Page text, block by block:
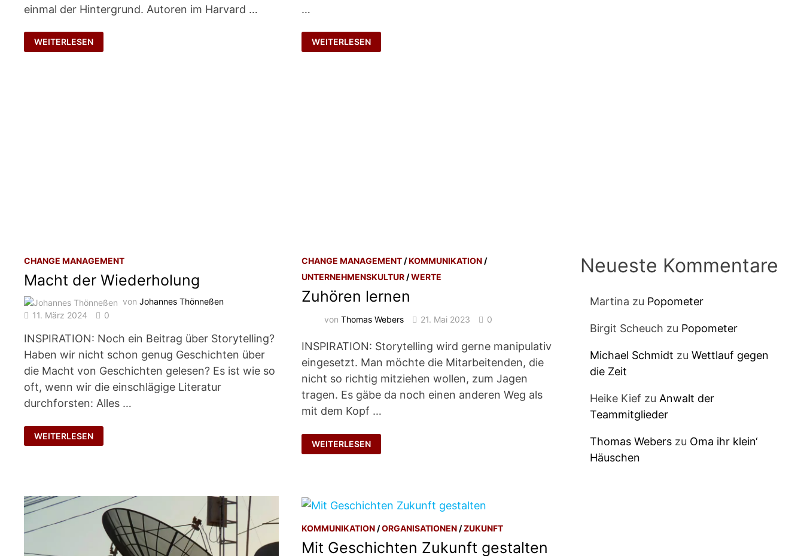
einmal der Hintergrund. Autoren im Harvard …
MÄRCHENSTUNDE
WEITERLESEN
…
ES
WAR
EINMAL
WEITERLESEN
CHANGE MANAGEMENT
Macht der Wiederholung
vonJohannes Thönneßen
11. März 2024
0
INSPIRATION: Noch ein Beitrag über Storytelling?
Haben wir nicht schon genug Geschichten über
die Macht von Geschichten gelesen? Es ist wie so
oft, wenn wir die einschlägige Literatur
durchforsten: Alles …
MACHT
DER
WIEDERHOLUNG
WEITERLESEN
CHANGE MANAGEMENT /KOMMUNIKATION /
UNTERNEHMENSKULTUR /WERTE
Zuhören lernen
vonThomas Webers 21. Mai 2023 0
INSPIRATION: Storytelling wird gerne manipulativ
eingesetzt. Man möchte die Mitarbeitenden, die
nicht so richtig mitziehen wollen, zum Jagen
tragen. Es gäbe da noch einen anderen Weg als
mit dem Kopf …
ZUHÖREN
LERNEN
WEITERLESEN
KOMMUNIKATION /ORGANISATIONEN /ZUKUNFT
Mit Geschichten Zukunft gestalten
Neueste Kommentare
Martina zu Popometer
Birgit Scheuch zu Popometer
Michael Schmidt zu Wettlauf gegen
die Zeit
Heike Kief zu Anwalt der
Teammitglieder
Thomas Weberszu Oma ihr klein‘
Häuschen